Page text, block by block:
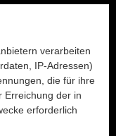
verarbeiten
IP-Adressen)
die für ihre
Erreichung der in
erforderlich